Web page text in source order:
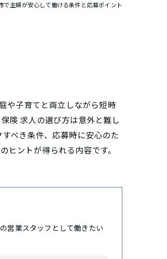
主婦が安心して働ける条件と応募ポイント
や子育てと両立しながら短時
険 求人の選び方は意外と難し
べき条件、応募時に安心のた
ントが得られる内容です。
営業スタッフとして働きたい